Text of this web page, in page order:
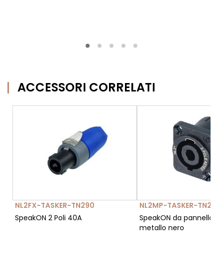
ACCESSORI CORRELATI
NL2FX-TASKER-TN290
SpeakON 2 Poli 40A
NL2MP-TASKER-TN293
SpeakON da pannello 2
metallo nero